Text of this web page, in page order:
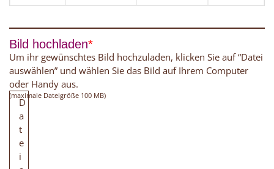
*
Bild hochladen
Um ihr gewünschtes Bild hochzuladen, klicken Sie auf “Datei
auswählen” und wählen Sie das Bild auf Ihrem Computer
oder Handy aus.
D
a
t
e
i
(maximale Dateigröße 100 MB)